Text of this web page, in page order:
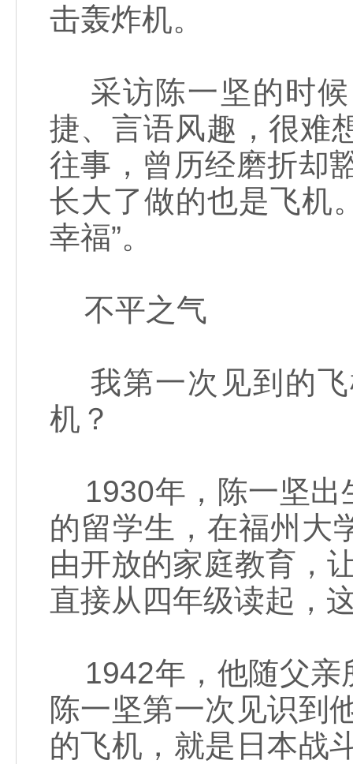
击轰炸机。
采访陈一坚的时候
捷、言语风趣，很难
往事，曾历经磨折却
长大了做的也是飞机
幸福”。
不平之气
我第一次见到的飞
机？
1930年，陈一坚出
的留学生，在福州大
由开放的家庭教育，
直接从四年级读起，
1942年，他随父亲
陈一坚第一次见识到
的飞机，就是日本战